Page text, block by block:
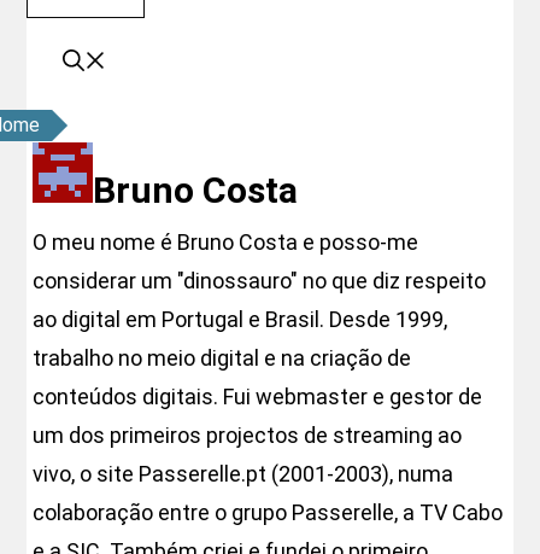
Bruno Costa
O meu nome é Bruno Costa e posso-me
considerar um "dinossauro" no que diz respeito
ao digital em Portugal e Brasil. Desde 1999,
trabalho no meio digital e na criação de
conteúdos digitais. Fui webmaster e gestor de
um dos primeiros projectos de streaming ao
vivo, o site Passerelle.pt (2001-2003), numa
colaboração entre o grupo Passerelle, a TV Cabo